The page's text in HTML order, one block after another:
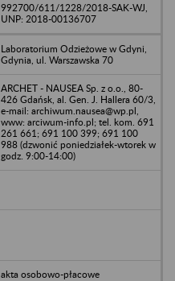
992700/611/1228/2018-SAK-WJ,
UNP: 2018-00136707
Laboratorium Odzieżowe w Gdyni,
Gdynia, ul. Warszawska 70
ARCHET - NAUSEA Sp. z o.o., 80-
426 Gdańsk, al. Gen. J. Hallera 60/3,
e-mail: archiwum.nausea@wp.pl,
www: arciwum-info.pl; tel. kom. 691
261 661; 691 100 399; 691 100
988 (dzwonić poniedziałek-wtorek w
godz. 9:00-14:00)
akta osobowo-płacowe